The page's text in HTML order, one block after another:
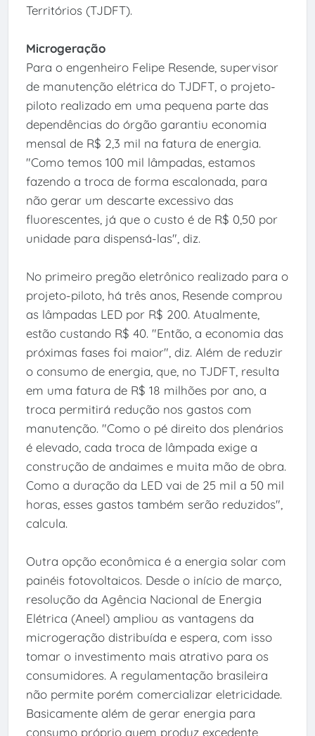
Territórios (TJDFT).
Microgeração
Para o engenheiro Felipe Resende, supervisor
de manutenção elétrica do TJDFT, o projeto-
piloto realizado em uma pequena parte das
dependências do órgão garantiu economia
mensal de R$ 2,3 mil na fatura de energia.
"Como temos 100 mil lâmpadas, estamos
fazendo a troca de forma escalonada, para
não gerar um descarte excessivo das
fluorescentes, já que o custo é de R$ 0,50 por
unidade para dispensá-las", diz.
No primeiro pregão eletrônico realizado para o
projeto-piloto, há três anos, Resende comprou
as lâmpadas LED por R$ 200. Atualmente,
estão custando R$ 40. "Então, a economia das
próximas fases foi maior", diz. Além de reduzir
o consumo de energia, que, no TJDFT, resulta
em uma fatura de R$ 18 milhões por ano, a
troca permitirá redução nos gastos com
manutenção. "Como o pé direito dos plenários
é elevado, cada troca de lâmpada exige a
construção de andaimes e muita mão de obra.
Como a duração da LED vai de 25 mil a 50 mil
horas, esses gastos também serão reduzidos",
calcula.
Outra opção econômica é a energia solar com
painéis fotovoltaicos. Desde o início de março,
resolução da Agência Nacional de Energia
Elétrica (Aneel) ampliou as vantagens da
microgeração distribuída e espera, com isso
tomar o investimento mais atrativo para os
consumidores. A regulamentação brasileira
não permite porém comercializar eletricidade.
Basicamente além de gerar energia para
consumo próprio quem produz excedente